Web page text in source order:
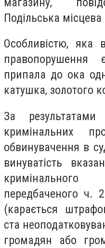
Подільська
Особливістю, яка
припала до ока
катушка, золотого
За результатами
кримінальних
обвинувачення в
винуватість
передбаченого ч.
(карається
ста
громадян або